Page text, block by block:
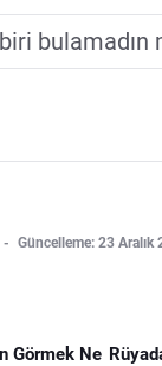
Güncelleme: 23 Aralık
Görmek Ne